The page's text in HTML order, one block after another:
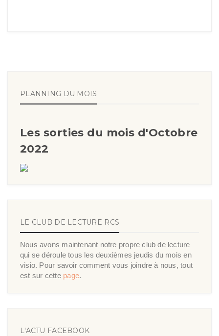
PLANNING DU MOIS
Les sorties du mois d'Octobre
2022
LE CLUB DE LECTURE RCS
Nous avons maintenant notre propre club de lecture
qui se déroule tous les deuxièmes jeudis du mois en
visio. Pour savoir comment vous joindre à nous, tout
est sur cette page.
L'ACTU FACEBOOK